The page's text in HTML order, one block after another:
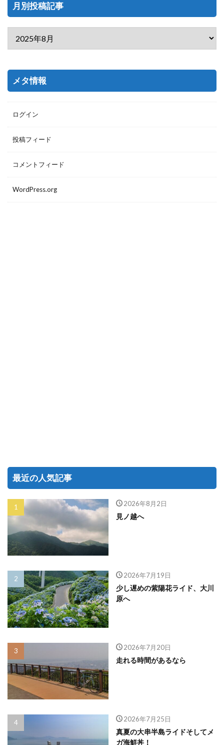
月別投稿記事
メタ情報
ログイン
投稿フィード
コメントフィード
WordPress.org
最近の人気記事
2026年8月2日
見ノ越へ
2026年7月19日
少し遅めの紫陽花ライド、大川
原へ
2026年7月20日
走れる時間があるなら
2026年7月25日
真夏の大串半島ライドそしてメ
ガ海鮮丼！